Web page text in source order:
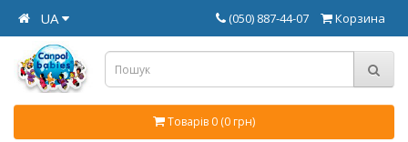
UA Корзина
(050) 887-44-07
Товарів 0 (0 грн)